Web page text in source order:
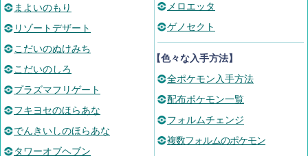
まよいのもり
リゾートデザート
こだいのぬけみち
こだいのしろ
プラズマフリゲート
フキヨセのほらあな
でんきいしのほらあな
タワーオブヘブン
メロエッタ
ゲノセクト
【色々な入手方法】
全ポケモン入手方法
配布ポケモン一覧
フォルムチェンジ
複数フォルムのポケモン